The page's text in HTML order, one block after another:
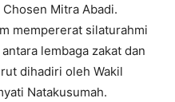
Chosen Mitra Abadi.
mempererat silaturahmi
lembaga zakat dan
dihadiri oleh Wakil
Natakusumah.